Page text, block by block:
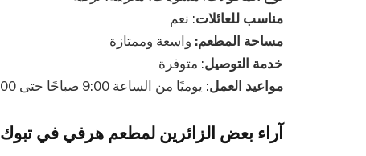
مناسب للعائلات: نعم
مساحة المطعم: واسعة وممتازة
خدمة التوصيل: متوفرة
مواعيد العمل: يوميًا من الساعة 9:00 صباحًا حتى 2:00 بعد منتصف الليل
آراء بعض الزائرين لمطعم هرفي في تبوك